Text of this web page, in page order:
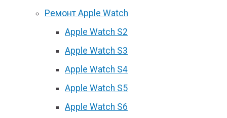
Ремонт Apple Watch
Apple Watch S2
Apple Watch S3
Apple Watch S4
Apple Watch S5
Apple Watch S6